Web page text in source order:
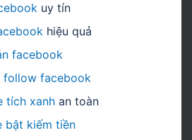
uy tín
hiệu quả
facebook
follow facebook
tích xanh an toàn
bật kiếm tiền